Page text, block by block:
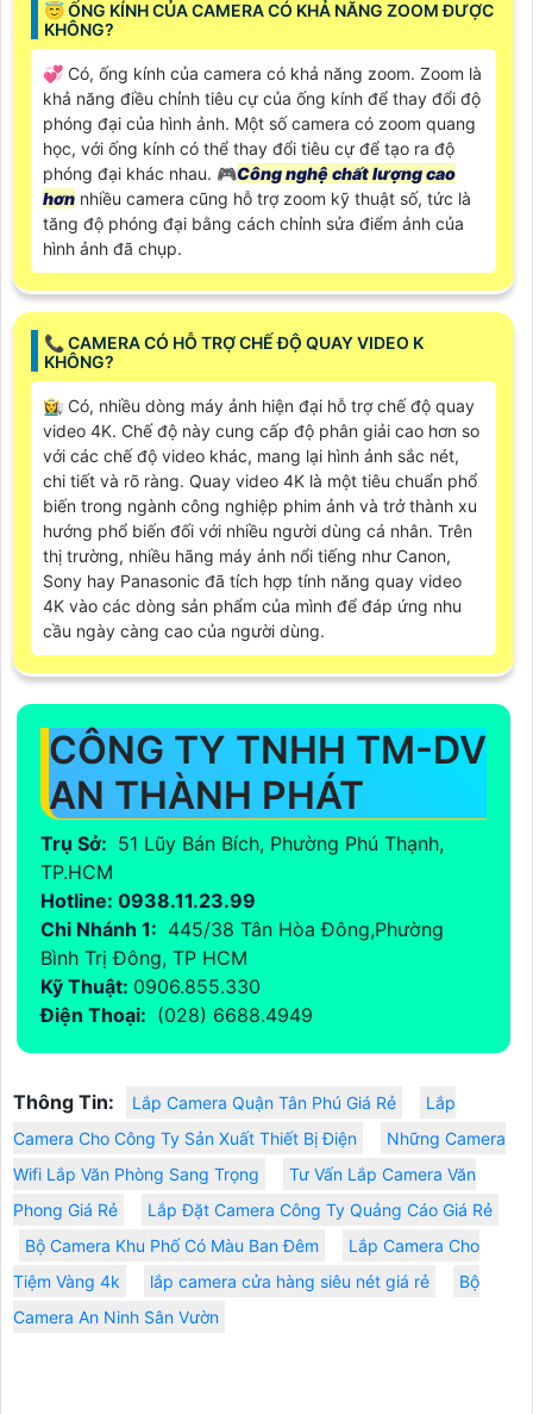
😇 ỐNG KÍNH CỦA CAMERA CÓ KHẢ NĂNG ZOOM ĐƯỢC
KHÔNG?
💞 Có, ống kính của camera có khả năng zoom. Zoom là
khả năng điều chỉnh tiêu cự của ống kính để thay đổi độ
phóng đại của hình ảnh. Một số camera có zoom quang
học, với ống kính có thể thay đổi tiêu cự để tạo ra độ
phóng đại khác nhau. 🎮Công nghệ chất lượng cao
hơn nhiều camera cũng hỗ trợ zoom kỹ thuật số, tức là
tăng độ phóng đại bằng cách chỉnh sửa điểm ảnh của
hình ảnh đã chụp.
📞 CAMERA CÓ HỖ TRỢ CHẾ ĐỘ QUAY VIDEO K
KHÔNG?
👩‍🌾 Có, nhiều dòng máy ảnh hiện đại hỗ trợ chế độ quay
video 4K. Chế độ này cung cấp độ phân giải cao hơn so
với các chế độ video khác, mang lại hình ảnh sắc nét,
chi tiết và rõ ràng. Quay video 4K là một tiêu chuẩn phổ
biến trong ngành công nghiệp phim ảnh và trở thành xu
hướng phổ biến đối với nhiều người dùng cá nhân. Trên
thị trường, nhiều hãng máy ảnh nổi tiếng như Canon,
Sony hay Panasonic đã tích hợp tính năng quay video
4K vào các dòng sản phẩm của mình để đáp ứng nhu
cầu ngày càng cao của người dùng.
CÔNG TY TNHH TM-DV
AN THÀNH PHÁT
Trụ Sở: 51 Lũy Bán Bích, Phường Phú Thạnh,
TP.HCM
Hotline: 0938.11.23.99
Chi Nhánh 1: 445/38 Tân Hòa Đông,Phường
Bình Trị Đông, TP HCM
Kỹ Thuật: 0906.855.330
Điện Thoại: (028) 6688.4949
Thông Tin: Lắp Camera Quận Tân Phú Giá Rẻ
Lắp
Camera Cho Công Ty Sản Xuất Thiết Bị Điện
Những Camera
Wifi Lắp Văn Phòng Sang Trọng
Tư Vấn Lắp Camera Văn
Phong Giá Rẻ
Lắp Đặt Camera Công Ty Quảng Cáo Giá Rẻ
Bộ Camera Khu Phố Có Màu Ban Đêm
Lắp Camera Cho
Tiệm Vàng 4k
lắp camera cửa hàng siêu nét giá rẻ
Bộ
Camera An Ninh Sân Vườn